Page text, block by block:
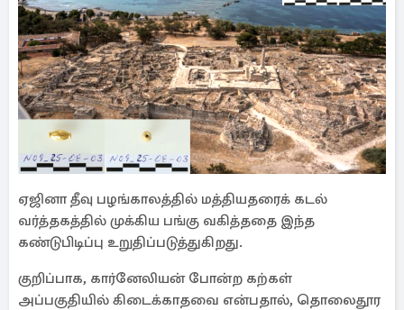
ஏஜினா தீவு பழங்காலத்தில் மத்தியதரைக் கடல்
வர்த்தகத்தில் முக்கிய பங்கு வகித்ததை இந்த
கண்டுபிடிப்பு உறுதிப்படுத்துகிறது.
குறிப்பாக, கார்னேலியன் போன்ற கற்கள்
அப்பகுதியில் கிடைக்காதவை என்பதால், தொலைதூர